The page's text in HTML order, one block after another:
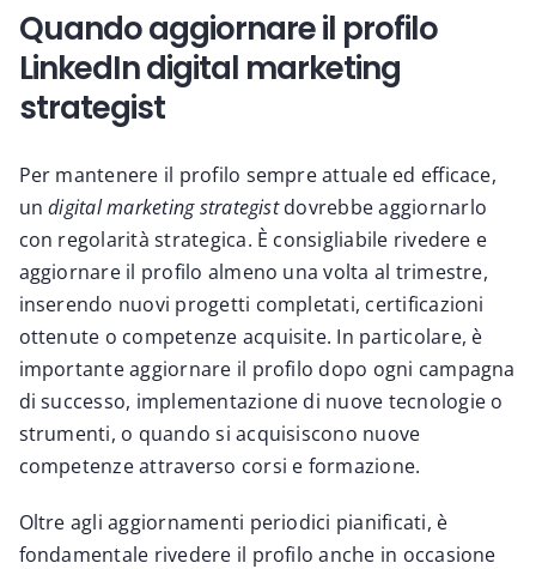
Quando aggiornare il profilo
LinkedIn digital marketing
strategist
Per mantenere il profilo sempre attuale ed efficace,
undigital marketing strategistdovrebbe aggiornarlo
con regolarità strategica. È consigliabile rivedere e
aggiornare il profilo almeno una volta al trimestre,
inserendo nuovi progetti completati, certificazioni
ottenute o competenze acquisite. In particolare, è
importante aggiornare il profilo dopo ogni campagna
di successo, implementazione di nuove tecnologie o
strumenti, o quando si acquisiscono nuove
competenze attraverso corsi e formazione.
Oltre agli aggiornamenti periodici pianificati, è
fondamentale rivedere il profilo anche in occasione